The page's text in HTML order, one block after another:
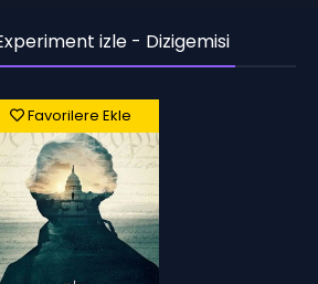
izle - Dizigemisi
Favorilere Ekle